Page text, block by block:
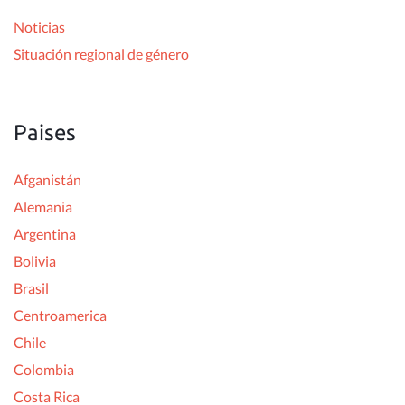
:
Noticias
Situación regional de género
Paises
Afganistán
Alemania
Argentina
Bolivia
Brasil
Centroamerica
Chile
Colombia
Costa Rica